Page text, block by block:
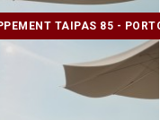
TAIPAS 85 -